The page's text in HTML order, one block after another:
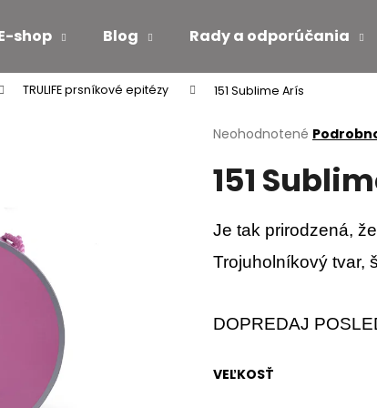
shop Blog Rady a odporúčania
TRULIFE prsníkové epitézy 151 Sublime Arís
Priemerné
produktu
z
5
hviezdičiek.
Neohodnotené
151
Je tak prirodzená,
Trojuholníkový tvar,
DOPREDAJ
VEĽKOSŤ
Čo potrebujete nájsť?
HĽADAŤ